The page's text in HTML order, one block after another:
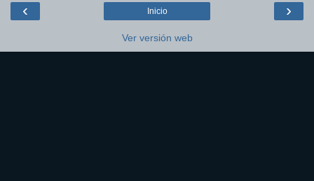
‹ ›
Inicio
Ver versión web